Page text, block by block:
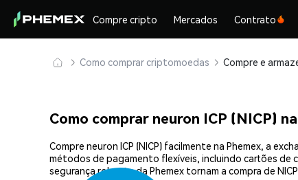
Compre cripto Mercados Contrato
Como comprar criptomoedas
Como comprar neuron ICP (NICP)
Compre neuron ICP (NICP) facilmente na Phemex, a
métodos de pagamento flexíveis, incluindo cartões de
segurança robusta da Phemex tornam a compra de